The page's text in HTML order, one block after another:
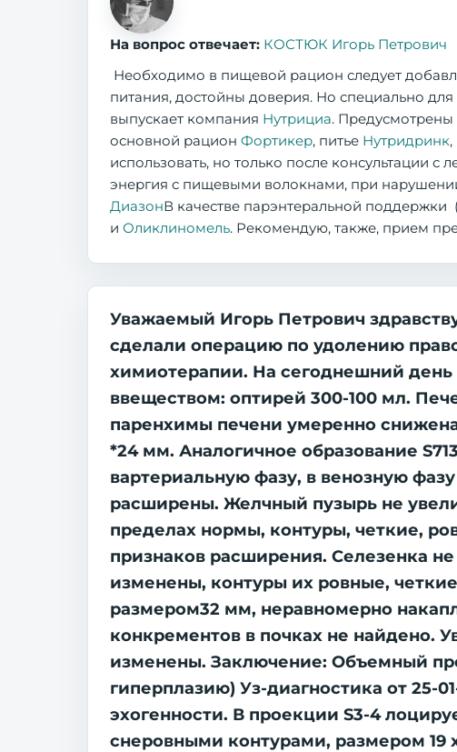
На вопрос отвечает: КОСТЮК Игорь Петрович
Необходимо в пищевой рацион следует
питания, достойны доверия. Но специально
выпускает компания Нутрициа. Предусмотрены
основной рацион Фортикер, питье Нутридринк
использовать, но только после консультации с
энергия с пищевыми волокнами, при
ДиазонВ качестве парэнтеральной
и Оликлиномель. Рекомендую, также, прием
Уважаемый Игорь Петрович
сделали операцию по удолению
химиотерапии. На сегоднешний день
ввеществом: оптирей 300-100 мл.
паренхимы печени умеренно
*24 мм. Аналогичное образование
вартериальную фазу, в венозную
расширены. Желчный пузырь не
пределах нормы, контуры, четкие,
признаков расширения. Селезенка
изменены, контуры их ровные,
размером32 мм, неравномерно
конкрементов в почках не найдено.
изменены. Заключение: Объемный
гиперплазию) Уз-диагностика от 25-
эхогенности. В проекции S3-4
снеровными контурами, размером 19